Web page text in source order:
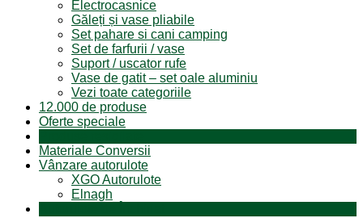
Electrocasnice
Găleți și vase pliabile
Set pahare si cani camping
Set de farfurii / vase
Suport / uscator rufe
Vase de gatit – set oale aluminiu
Vezi toate categoriile
12.000 de produse
Oferte speciale
Materiale Conversii
Vânzare autorulote
XGO Autorulote
Elnagh